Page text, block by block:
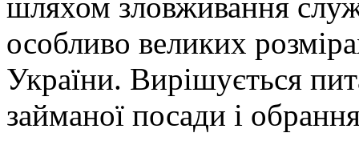
особливо великих
України. Вирішується
займаної посади і